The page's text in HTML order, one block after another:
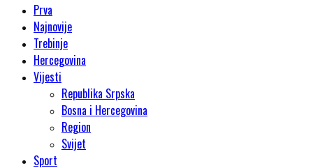
Prva
Najnovije
Trebinje
Hercegovina
Vijesti
Republika Srpska
Bosna i Hercegovina
Region
Svijet
Sport